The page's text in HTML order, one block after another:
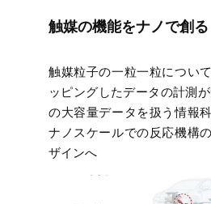
触媒の機能をナノで創る
触媒粒子の一粒一粒につい
ッピングしたデータの計測
の大容量データを扱う情報
ナノスケールでの反応機構
ザインへ